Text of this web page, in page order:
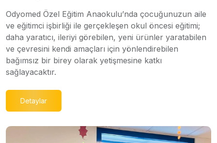
Odyomed Özel Eğitim Anaokulu’nda çocuğunuzun aile
ve eğitimci işbirliği ile gerçekleşen okul öncesi eğitimi;
daha yaratıcı, ileriyi görebilen, yeni ürünler yaratabilen
ve çevresini kendi amaçları için yönlendirebilen
bağımsız bir birey olarak yetişmesine katkı
sağlayacaktır.
Detaylar